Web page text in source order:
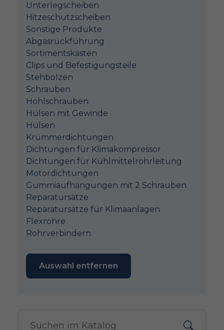
Unterlegscheiben
Hitzeschutzscheiben
Sonstige Produkte
Abgasrückführung
Sortimentskästen
Clips und Befestigungsteile
Stehbolzen
Schrauben
Hohlschrauben
Hülsen mit Gewinde
Hülsen
Krümmerdichtungen
Dichtungen für Klimakompressor
Dichtungen für Kühlmittelrohrleitung
Motordichtungen
Gummiaufhängungen mit 2 Schrauben
Reparatursätze
Reparatursätze für Klimaanlagen
Flexrohre
Rohrverbindern
Auswahl entfernen